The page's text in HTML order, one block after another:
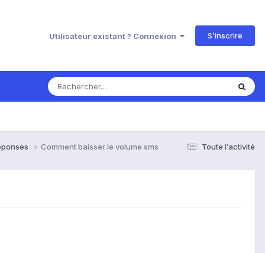
Utilisateur existant ? Connexion S’inscrire
Toute l’activité
Comment baisser le volume sms